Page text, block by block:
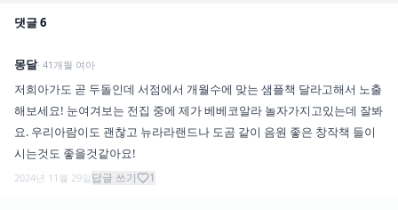
댓글6
몽달· 41 개월 여아
저희아가도 곧 두돌인데 서점에서 개월수에 맞는 샘플책 달라고해서 노출
해보세요! 눈여겨보는 전집 중에 제가 베베코알라 놀자가지고있는데 잘봐
요. 우리아람이도 괜찮고 뉴라라랜드나 도곰 같이 음원 좋은 창작책 들이
시는것도 좋을것같아요!
2024년 11월 29일 답글 쓰기 1